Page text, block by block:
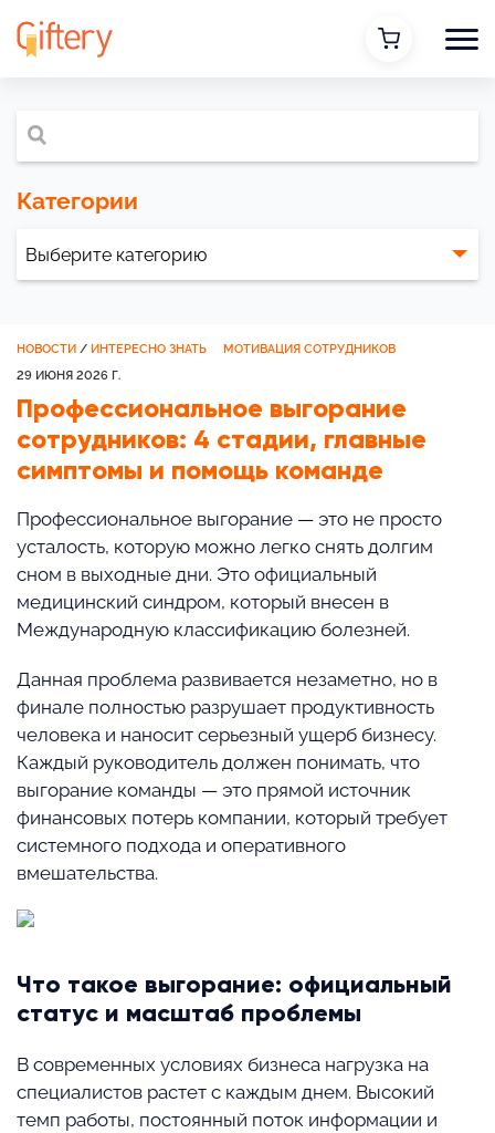
Категории
НОВОСТИ / ИНТЕРЕСНО ЗНАТЬ
МОТИВАЦИЯ СОТРУДНИКОВ
29 ИЮНЯ 2026 Г.
Профессиональное выгорание
сотрудников: 4 стадии, главные
симптомы и помощь команде
Профессиональное выгорание — это не просто
усталость, которую можно легко снять долгим
сном в выходные дни. Это официальный
медицинский синдром, который внесен в
Международную классификацию болезней.
Данная проблема развивается незаметно, но в
финале полностью разрушает продуктивность
человека и наносит серьезный ущерб бизнесу.
Каждый руководитель должен понимать, что
выгорание команды — это прямой источник
финансовых потерь компании, который требует
системного подхода и оперативного
вмешательства.
Что такое выгорание: официальный
статус и масштаб проблемы
В современных условиях бизнеса нагрузка на
специалистов растет с каждым днем. Высокий
темп работы, постоянный поток информации и